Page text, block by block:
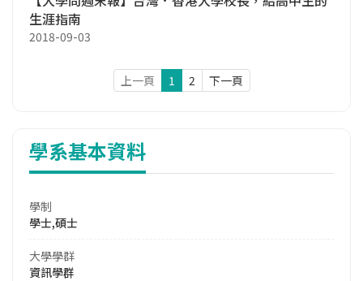
生涯指南
2018-09-03
上一頁 1 2 下一頁
學系基本資料
學制
學士,碩士
大學學群
資訊學群